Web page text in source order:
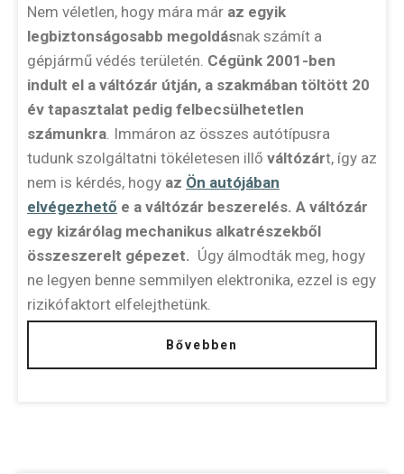
Nem véletlen, hogy mára már az egyik
legbiztonságosabb megoldásnak számít a
gépjármű védés területén. Cégünk 2001-ben
indult el a váltózár útján, a szakmában töltött 20
év tapasztalat pedig felbecsülhetetlen
számunkra. Immáron az összes autótípusra
tudunk szolgáltatni tökéletesen illő váltózárt, így az
nem is kérdés, hogy az Ön autójában
elvégezhető e a váltózár beszerelés. A váltózár
egy kizárólag mechanikus alkatrészekből
összeszerelt gépezet. Úgy álmodták meg, hogy
ne legyen benne semmilyen elektronika, ezzel is egy
rizikófaktort elfelejthetünk.
Bővebben